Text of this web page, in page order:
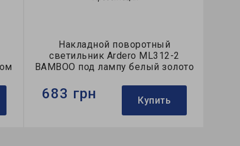
Накладной поворотный
светильник Ardero ML312-2
BAMBOO под лампу белый золото
683 грн Купить